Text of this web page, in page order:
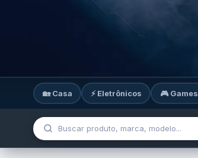
🏡 Casa ⚡ Eletrônicos 🎮 Games